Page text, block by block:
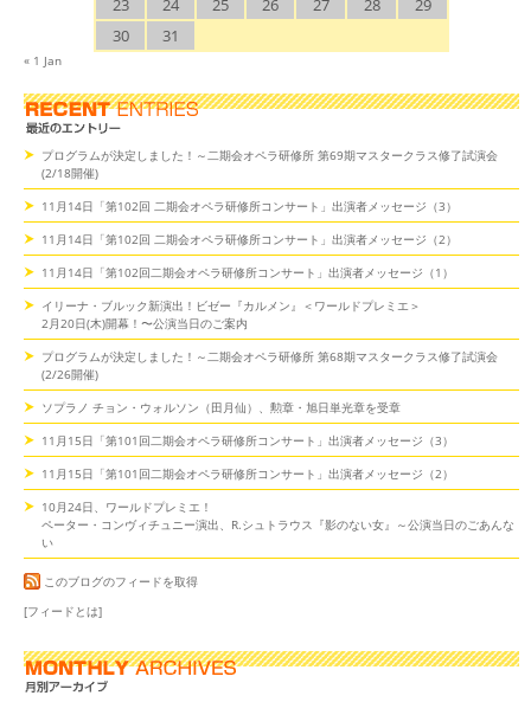
23 24 25 26 27 28
29
30
31
« 1 Jan
プログラムが決定しました！～二期会オペラ研修所 第69期マスタークラス修了試演会
(2/18開催)
11月14日「第102回 二期会オペラ研修所コンサート」出演者メッセージ（3）
11月14日「第102回 二期会オペラ研修所コンサート」出演者メッセージ（2）
11月14日「第102回二期会オペラ研修所コンサート」出演者メッセージ（1）
イリーナ・ブルック新演出！ビゼー『カルメン』＜ワールドプレミエ＞
2月20日(木)開幕！〜公演当日のご案内
プログラムが決定しました！～二期会オペラ研修所 第68期マスタークラス修了試演会
(2/26開催)
ソプラノ チョン・ウォルソン（田月仙）、勲章・旭日単光章を受章
11月15日「第101回二期会オペラ研修所コンサート」出演者メッセージ（3）
11月15日「第101回二期会オペラ研修所コンサート」出演者メッセージ（2）
10月24日、ワールドプレミエ！
ペーター・コンヴィチュニー演出、R.シュトラウス『影のない女』～公演当日のごあんな
い
このブログのフィードを取得
[フィードとは]